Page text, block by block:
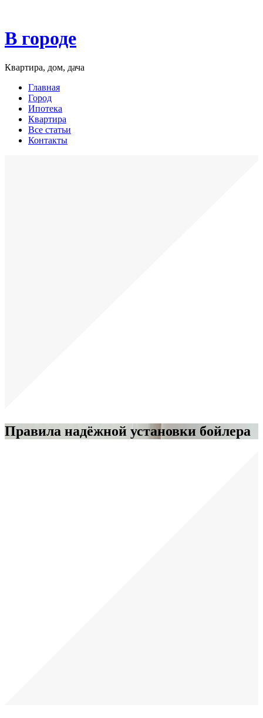
В городе
Квартира, дом, дача
Главная
Город
Ипотека
Квартира
Все статьи
Контакты
Правила надёжной установки бойлера